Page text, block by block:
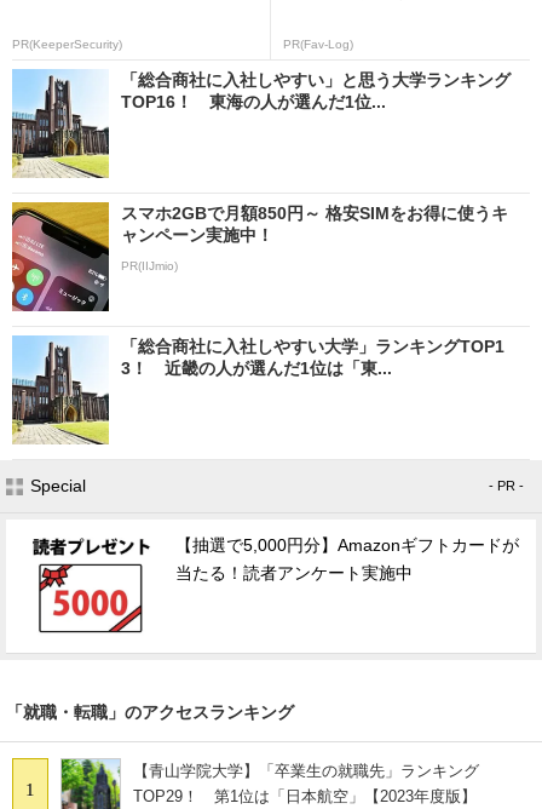
PR(KeeperSecurity) PR(Fav-Log)
「総合商社に入社しやすい」と思う大学ランキング
TOP16！ 東海の人が選んだ1位...
スマホ2GBで月額850円～ 格安SIMをお得に使うキ
ャンペーン実施中！
PR(IIJmio)
「総合商社に入社しやすい大学」ランキングTOP1
3！ 近畿の人が選んだ1位は「東...
Special - PR -
【抽選で5,000円分】Amazonギフトカードが
当たる！読者アンケート実施中
「就職・転職」のアクセスランキング
1
【青山学院大学】「卒業生の就職先」ランキング
TOP29！ 第1位は「日本航空」【2023年度版】